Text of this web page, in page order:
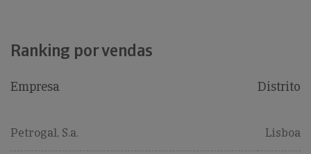
Ranking por vendas
Empresa Distrito
Petrogal, S.a. Lisboa